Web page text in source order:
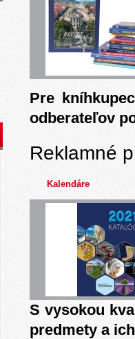
Pre
odberateľov
Reklamné
Kalendáre
S vysokou
predmety a